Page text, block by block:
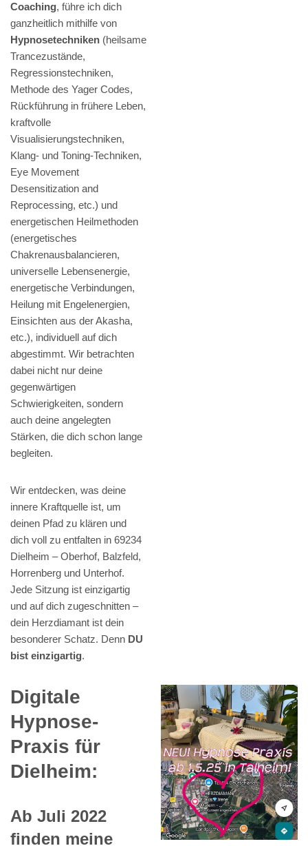
Coaching, führe ich dich
ganzheitlich mithilfe von
Hypnosetechniken (heilsame
Trancezustände,
Regressionstechniken,
Methode des Yager Codes,
Rückführung in frühere Leben,
kraftvolle
Visualisierungstechniken,
Klang- und Toning-Techniken,
Eye Movement
Desensitization and
Reprocessing, etc.) und
energetischen Heilmethoden
(energetisches
Chakrenausbalancieren,
universelle Lebensenergie,
energetische Verbindungen,
Heilung mit Engelenergien,
Einsichten aus der Akasha,
etc.), individuell auf dich
abgestimmt. Wir betrachten
dabei nicht nur deine
gegenwärtigen
Schwierigkeiten, sondern
auch deine angelegten
Stärken, die dich schon lange
begleiten.
Wir entdecken, was deine
innere Kraftquelle ist, um
deinen Pfad zu klären und
dich voll zu entfalten in 69234
Dielheim – Oberhof, Balzfeld,
Horrenberg und Unterhof.
Jede Sitzung ist einzigartig
und auf dich zugeschnitten –
dein Herzdiamant ist dein
besonderer Schatz. Denn DU
bist einzigartig.
Digitale
Hypnose-
Praxis für
Dielheim:
Ab Juli 2022
finden meine